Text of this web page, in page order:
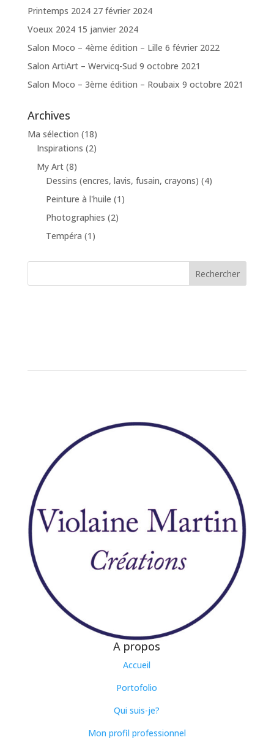
Printemps 2024 27 février 2024
Voeux 2024 15 janvier 2024
Salon Moco – 4ème édition – Lille 6 février 2022
Salon ArtiArt – Wervicq-Sud 9 octobre 2021
Salon Moco – 3ème édition – Roubaix 9 octobre 2021
Archives
Ma sélection (18)
Inspirations (2)
My Art(8)
Dessins (encres, lavis, fusain, crayons) (4)
Peinture à l'huile (1)
Photographies (2)
Tempéra (1)
A propos
Accueil
Portofolio
Qui suis-je?
Mon profil professionnel